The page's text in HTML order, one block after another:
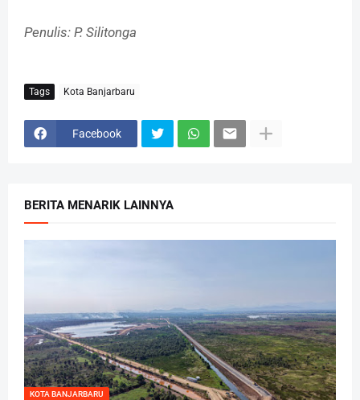
Penulis: P. Silitonga
Tags Kota Banjarbaru
Facebook
BERITA MENARIK LAINNYA
KOTA BANJARBARU